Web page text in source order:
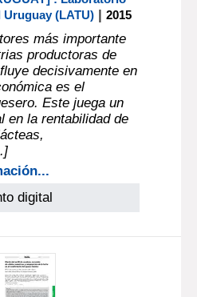
(LATU) |2015
más importante
productoras de
decisivamente en
es el
Este juega un
en la rentabilidad de
digital